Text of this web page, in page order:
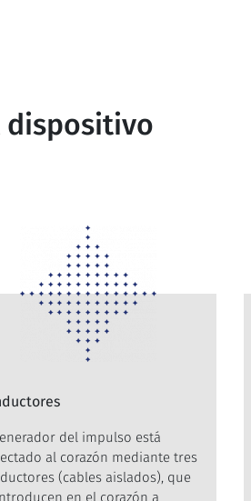
dispositivo
del impulso está
al corazón mediante tres
(cables aislados), que
en el corazón a